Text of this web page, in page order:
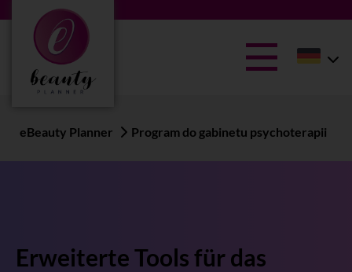
eBeauty Planner Program do gabinetu psychoterapii
Erweiterte Tools für das